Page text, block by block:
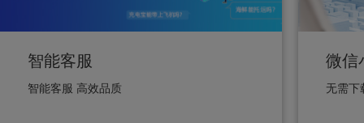
智能客服
智能客服 高效品质
微信
无需下